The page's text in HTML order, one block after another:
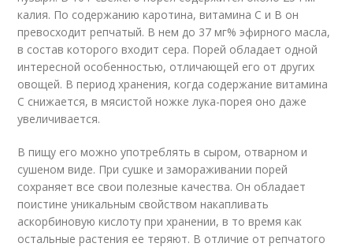
калия. По содержанию каротина, витамина С и В он
превосходит репчатый. В нем до 37 мг% эфирного масла,
в состав которого входит сера. Порей обладает одной
интересной особенностью, отличающей его от других
овощей. В период хранения, когда содержание витамина
С снижается, в мясистой ножке лука-порея оно даже
увеличивается.
В пищу его можно употреблять в сыром, отварном и
сушеном виде. При сушке и замораживании порей
сохраняет все свои полезные качества. Он обладает
поистине уникальным свойством накапливать
аскорбиновую кислоту при хранении, в то время как
остальные растения ее теряют. В отличие от репчатого